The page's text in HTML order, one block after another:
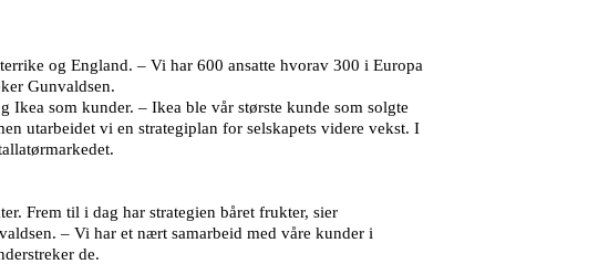
og England. – Vi har 600 ansatte hvorav 300 i Europa
Gunvaldsen.
Ikea som kunder. – Ikea ble vår største kunde som solgte
utarbeidet vi en strategiplan for selskapets videre vekst. I
Frem til i dag har strategien båret frukter, sier
– Vi har et nært samarbeid med våre kunder i
de.